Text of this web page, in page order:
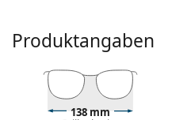
Die braune Farbe der
schwarzem oder
Eine runde
einer quadratischen
Produktangaben
138 mm